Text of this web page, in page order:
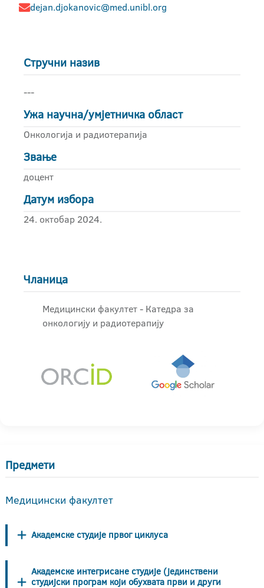
dejan.djokanovic@med.unibl.org
Стручни назив
---
Ужа научна/умјетничка област
Онкологија и радиотерапија
Звање
доцент
Датум избора
24. октобар 2024.
Чланица
Медицински факултет - Катедра за
онкологију и радиотерапију
Предмети
Медицински факултет
Академске студије првог циклуса
Академске интегрисане студије (јединствени
студијски програм који обухвата први и други